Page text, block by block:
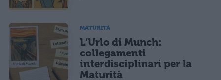
MATURITÀ
L’Urlo di Munch:
collegamenti
interdisciplinari per la
Maturità